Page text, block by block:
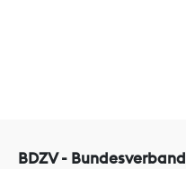
BDZV - Bundesverband